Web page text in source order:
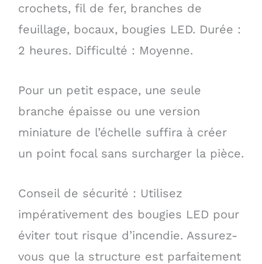
crochets, fil de fer, branches de
feuillage, bocaux, bougies LED. Durée :
2 heures. Difficulté : Moyenne.
Pour un petit espace, une seule
branche épaisse ou une version
miniature de l’échelle suffira à créer
un point focal sans surcharger la pièce.
Conseil de sécurité : Utilisez
impérativement des bougies LED pour
éviter tout risque d’incendie. Assurez-
vous que la structure est parfaitement